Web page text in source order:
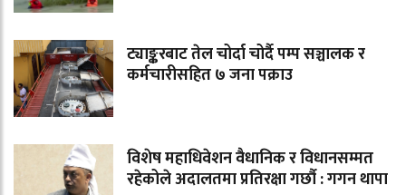
ट्याङ्करबाट तेल चोर्दा चोर्दै पम्प सञ्चालक र
कर्मचारीसहित ७ जना पक्राउ
विशेष महाधिवेशन वैधानिक र विधानसम्मत
रहेकोले अदालतमा प्रतिरक्षा गर्छौ : गगन थापा